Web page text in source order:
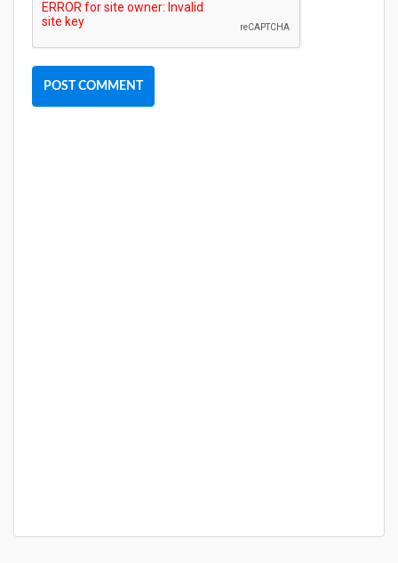
POST COMMENT